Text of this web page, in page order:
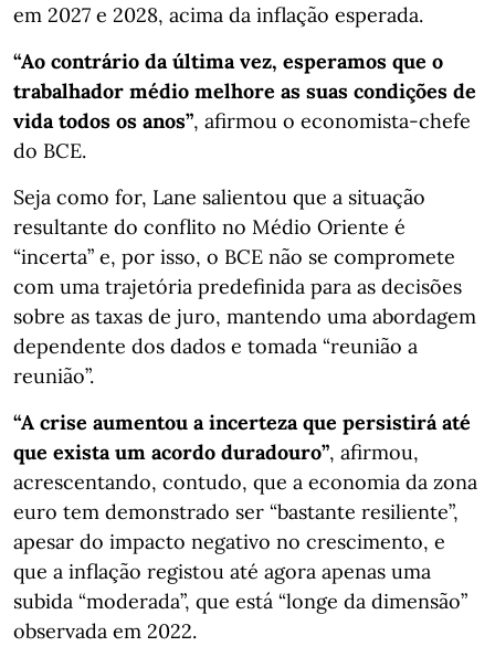
em 2027 e 2028, acima da inflação esperada.
“Ao contrário da última vez, esperamos que o
trabalhador médio melhore as suas condições de
vida todos os anos”, afirmou o economista-chefe
do BCE.
Seja como for, Lane salientou que a situação
resultante do conflito no Médio Oriente é
“incerta” e, por isso, o BCE não se compromete
com uma trajetória predefinida para as decisões
sobre as taxas de juro, mantendo uma abordagem
dependente dos dados e tomada “reunião a
reunião”.
“A crise aumentou a incerteza que persistirá até
que exista um acordo duradouro”, afirmou,
acrescentando, contudo, que a economia da zona
euro tem demonstrado ser “bastante resiliente”,
apesar do impacto negativo no crescimento, e
que a inflação registou até agora apenas uma
subida “moderada”, que está “longe da dimensão”
observada em 2022.